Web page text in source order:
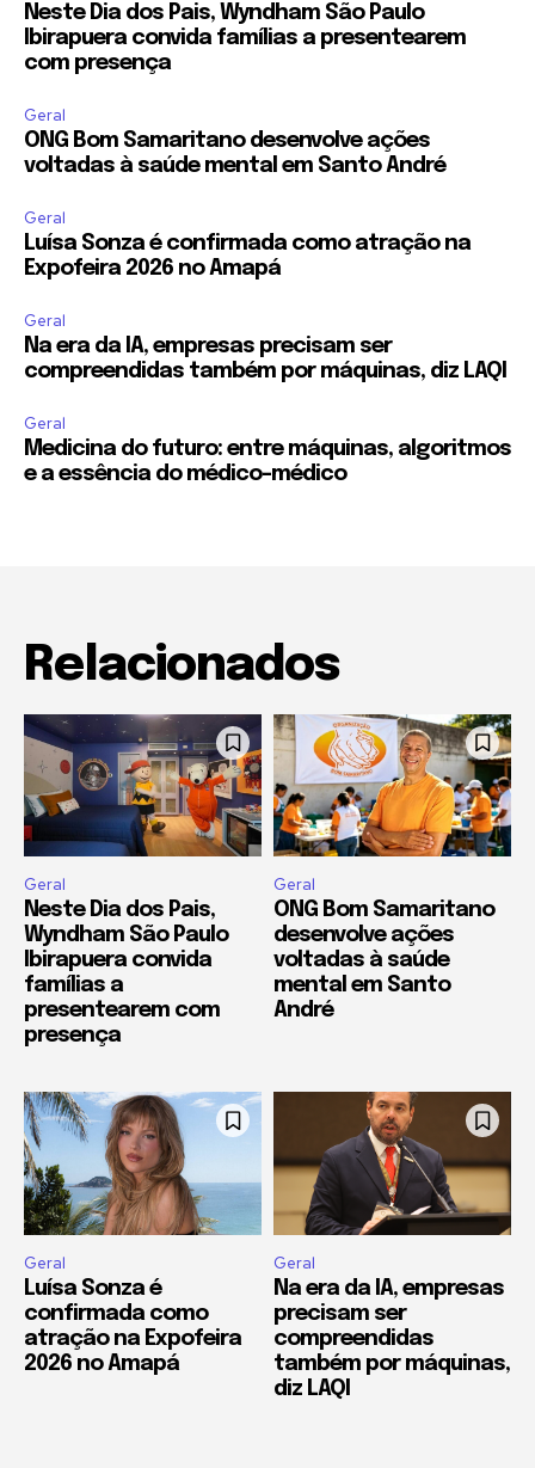
Neste Dia dos Pais, Wyndham São Paulo
Ibirapuera convida famílias a presentearem
com presença
Geral
ONG Bom Samaritano desenvolve ações
voltadas à saúde mental em Santo André
Geral
Luísa Sonza é confirmada como atração na
Expofeira 2026 no Amapá
Geral
Na era da IA, empresas precisam ser
compreendidas também por máquinas, diz LAQI
Geral
Medicina do futuro: entre máquinas, algoritmos
e a essência do médico-médico
Relacionados
Geral
Neste Dia dos Pais,
Wyndham São Paulo
Ibirapuera convida
famílias a
presentearem com
presença
Geral
ONG Bom Samaritano
desenvolve ações
voltadas à saúde
mental em Santo
André
Geral
Luísa Sonza é
confirmada como
atração na Expofeira
2026 no Amapá
Geral
Na era da IA, empresas
precisam ser
compreendidas
também por máquinas,
diz LAQI